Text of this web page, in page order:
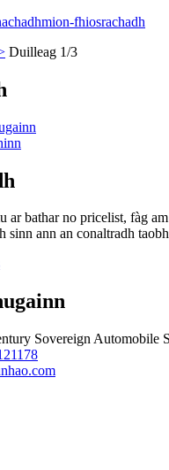
mion-fhiosrachadh
Duilleag 1/3
ar bathar no pricelist, fàg
sinn ann an conaltradh
Sovereign Automobile